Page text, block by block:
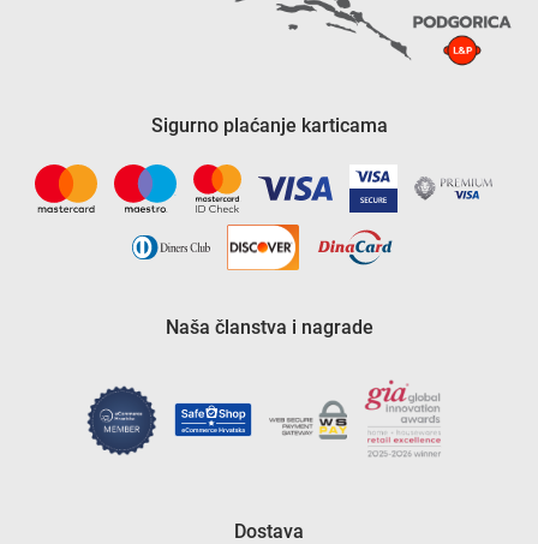
Sigurno plaćanje karticama
Naša članstva i nagrade
Dostava